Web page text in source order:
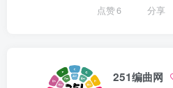
点赞6 分享
251编曲网